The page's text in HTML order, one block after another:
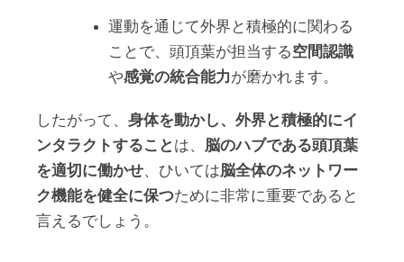
運動を通じて外界と積極的に関わる
ことで、頭頂葉が担当する空間認識
や感覚の統合能力が磨かれます。
したがって、 身体を動かし、外界と積極的にイ
ンタラクトすること は、 脳のハブである頭頂葉
を適切に働かせ、ひいては脳全体のネットワー
ク機能を健全に保つために非常に重要であると
言えるでしょう。